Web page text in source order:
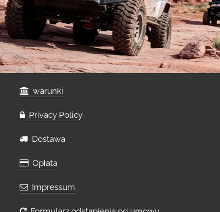
warunki
Privacy Policy
Dostawa
Opłata
Impressum